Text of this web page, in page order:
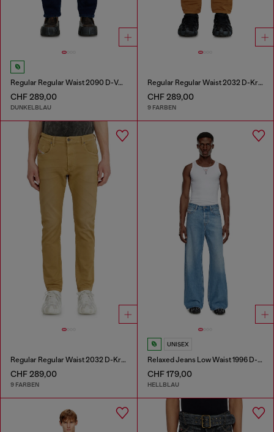
Regular Regular Waist 2090 D-Veekley Joggjeans®
CHF 289,00
DUNKELBLAU
Regular Regular Waist 2032 D-Krooley-BW Joggjeans®
CHF 289,00
9 FARBEN
Regular Regular Waist 2032 D-Krooley-BW Joggjeans®
CHF 289,00
9 FARBEN
UNISEX
Relaxed Jeans Low Waist 1996 D-Sire
CHF 179,00
HELLBLAU